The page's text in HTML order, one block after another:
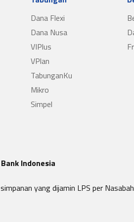
Dana Flexi
Dana Nusa
VIPlus
VPlan
TabunganKu
Mikro
Simpel
Bank Indonesia
yang dijamin LPS per